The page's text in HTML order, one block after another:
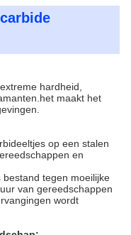
hardheid,
maakt het
op een stalen
en
tegen moeilijke
van gereedschappen
wordt